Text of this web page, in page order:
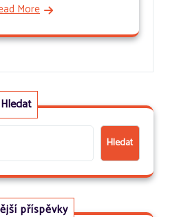
More
Hledat
Hledat
příspěvky